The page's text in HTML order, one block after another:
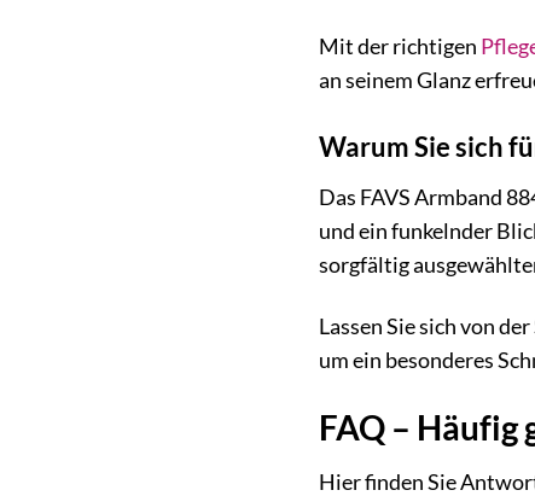
Mit der richtigen
an seinem Glanz
Warum Sie sich
Das FAVS Armband
und ein funkelnder
sorgfältig
Lassen Sie sich von
um ein besonderes
FAQ – Häufig
Hier finden Sie